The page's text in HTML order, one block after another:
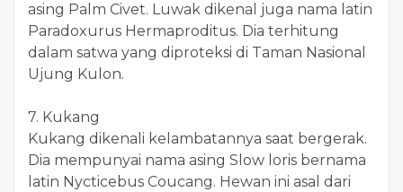
asing Palm Civet. Luwak dikenal juga nama latin
Paradoxurus Hermaproditus. Dia terhitung
dalam satwa yang diproteksi di Taman Nasional
Ujung Kulon.
7. Kukang
Kukang dikenali kelambatannya saat bergerak.
Dia mempunyai nama asing Slow loris bernama
latin Nycticebus Coucang. Hewan ini asal dari